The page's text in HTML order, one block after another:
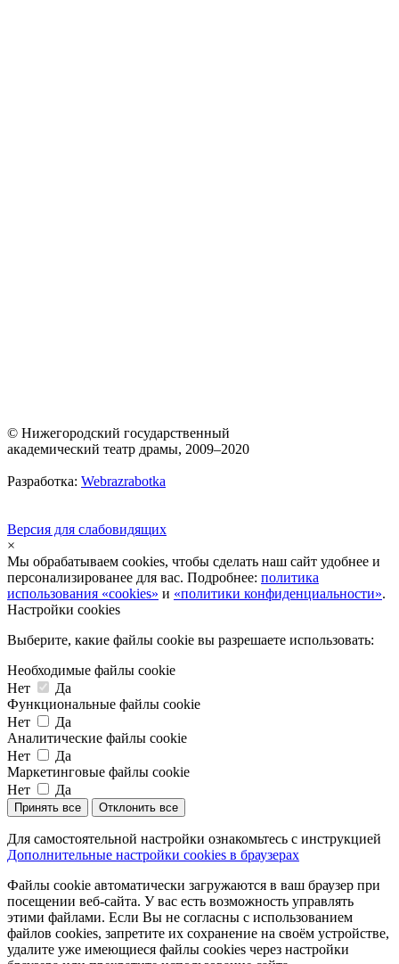
© Нижегородский государственный
академический театр драмы, 2009–2020
Разработка: Webrazrabotka
Версия для слабовидящих
×
Мы обрабатываем cookies, чтобы сделать наш сайт удобнее и
персонализированее для вас. Подробнее: политика
использования «cookies» и «политики конфиденциальности».
Настройки cookies
Выберите, какие файлы cookie вы разрешаете использовать:
Необходимые файлы cookie
Нет
Да
Функциональные файлы cookie
Нет
Да
Аналитические файлы cookie
Нет
Да
Маркетинговые файлы cookie
Нет
Да
Принять все Отклонить все
Для самостоятельной настройки ознакомьтесь с инструкцией
Дополнительные настройки cookies в браузерах
Файлы cookie автоматически загружаются в ваш браузер при
посещении веб-сайта. У вас есть возможность управлять
этими файлами. Если Вы не согласны с использованием
файлов cookies, запретите их сохранение на своём устройстве,
удалите уже имеющиеся файлы cookies через настройки